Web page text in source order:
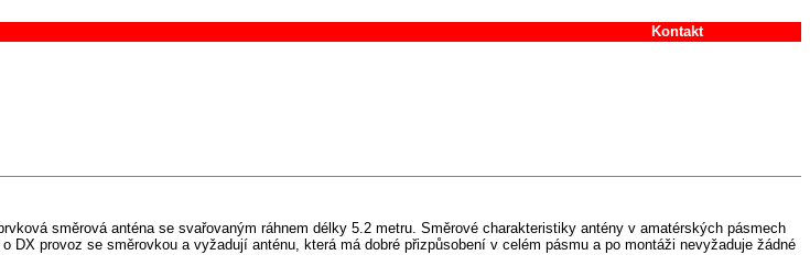
Kontakt
směrová anténa se svařovaným ráhnem délky 5.2 metru. Směrové charakteristiky antény v amatérských pásmech
provoz se směrovkou a vyžadují anténu, která má dobré přizpůsobení v celém pásmu a po montáži nevyžaduje žádné